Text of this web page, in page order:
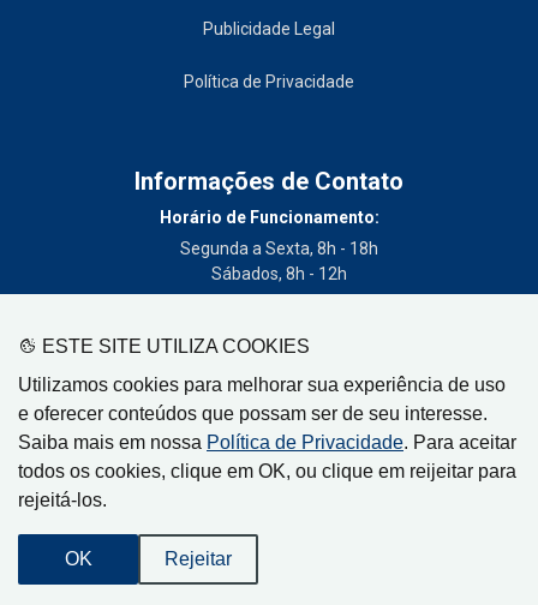
ESTE SITE UTILIZA COOKIES
Utilizamos cookies para melhorar sua experiência de uso
e oferecer conteúdos que possam ser de seu interesse.
Saiba mais em nossa Política de Privacidade. Para aceitar
todos os cookies, clique em OK, ou clique em reijeitar para
rejeitá-los.
OK Rejeitar
Publicidade Legal
Política de Privacidade
Informações de Contato
Horário de Funcionamento:
Segunda a Sexta, 8h - 18h
Sábados, 8h - 12h
(19) 3404-3700
Circulação:
Limeira - SP, Artur Nogueira - SP, Cordeirópolis - SP,
Engenheiro Coelho - SP, Iracemápolis - SP
Gazeta de Limeira, Rua Senador Vergueiro, 319
CEP: 13480-005 - Centro - Limeira-SP